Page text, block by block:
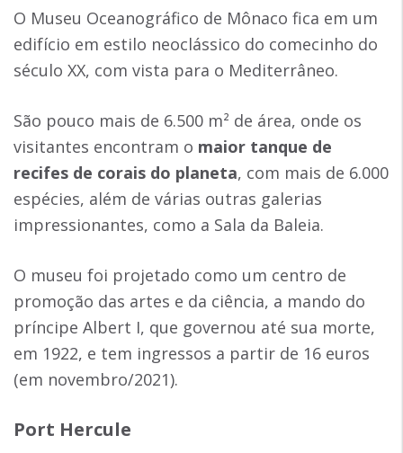
O Museu Oceanográfico de Mônaco fica em um
edifício em estilo neoclássico do comecinho do
século XX, com vista para o Mediterrâneo.
São pouco mais de 6.500 m² de área, onde os
visitantes encontram o maior tanque de
recifes de corais do planeta, com mais de 6.000
espécies, além de várias outras galerias
impressionantes, como a Sala da Baleia.
O museu foi projetado como um centro de
promoção das artes e da ciência, a mando do
príncipe Albert I, que governou até sua morte,
em 1922, e tem ingressos a partir de 16 euros
(em novembro/2021).
Port Hercule